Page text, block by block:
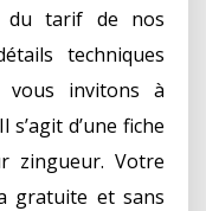
du tarif de nos
techniques
invitons à
d’une fiche
zingueur. Votre
gratuite et sans